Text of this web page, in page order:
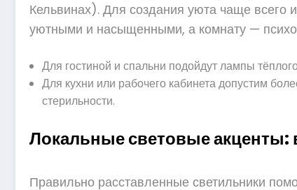
Кельвинах). Для создания уюта чаще всего
уютными и насыщенными, а комнату —
Для гостиной и спальни подойдут лампы
Для кухни или рабочего кабинета допустим
стерильности.
Локальные световые
Правильно расставленные светильники